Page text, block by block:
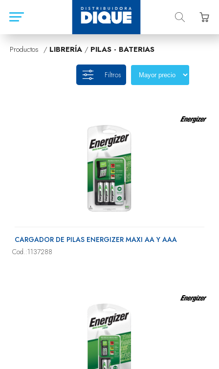
Productos / LIBRERÍA / PILAS - BATERIAS
Filtros
CARGADOR DE PILAS ENERGIZER MAXI AA Y AAA
Cod.:1137288